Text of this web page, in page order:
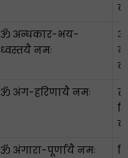
ॐ अन्धकार-भय-
ध्वस्तयै नमः
ॐ अंग-हरिणायै नमः
ॐ अंगारा-पूर्णायै नमः